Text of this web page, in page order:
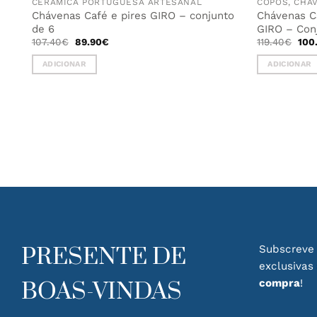
Chávenas Café e pires GIRO – conjunto
de 6
107.40€ O
original
era:
107.40€.
89.90€O
ADICIONAR
Chávenas
GIRO –
119.40€ O
era:
ADICIONAR
PRESENTE DE
BOAS-VINDAS
compra!